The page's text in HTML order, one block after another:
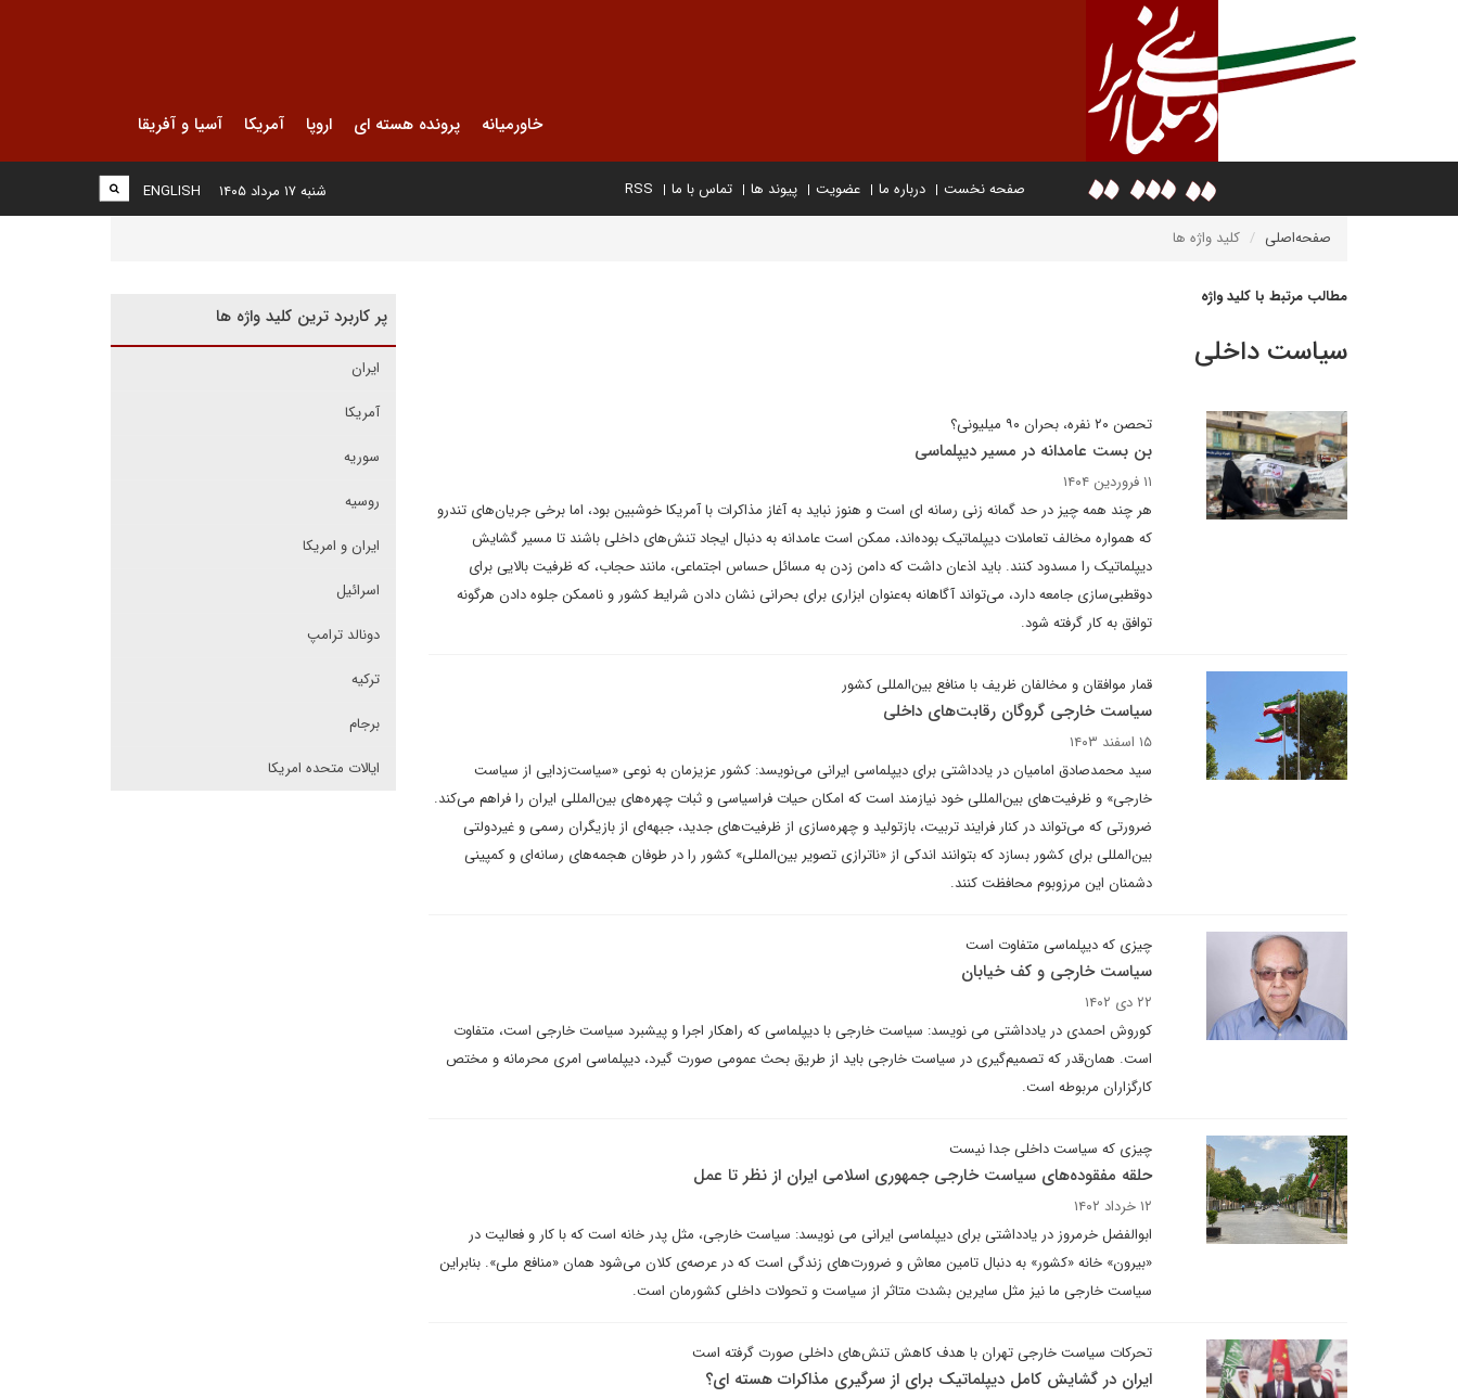
خاورمیانه پرونده هسته ای اروپا آمریکا آسیا و آفریقا
صفحه نخست درباره ما عضویت پیوند ها تماس با ما RSS
ENGLISH شنبه ۱۷ مرداد ۱۴۰۵
صفحه‌اصلی کلید واژه ها
مطالب مرتبط با کلید واژه
سیاست داخلی
تحصن ۲۰ نفره، بحران ۹۰ میلیونی؟
بن بست عامدانه در مسیر دیپلماسی
۱۱ فروردین ۱۴۰۴
هر چند همه چیز در حد گمانه زنی رسانه ای است و هنوز نباید به آغاز مذاکرات با آمریکا خوشبین بود، اما برخی جریان‌های تندرو
که همواره مخالف تعاملات دیپلماتیک بوده‌اند، ممکن است عامدانه به دنبال ایجاد تنش‌های داخلی باشند تا مسیر گشایش
دیپلماتیک را مسدود کنند. باید اذعان داشت که دامن زدن به مسائل حساس اجتماعی، مانند حجاب، که ظرفیت بالایی برای
دوقطبی‌سازی جامعه دارد، می‌تواند آگاهانه به‌عنوان ابزاری برای بحرانی نشان دادن شرایط کشور و ناممکن جلوه دادن هرگونه
توافق به کار گرفته شود.
قمار موافقان و مخالفان ظریف با منافع بین‌المللی کشور
سیاست خارجی گروگان رقابت‌های داخلی
۱۵ اسفند ۱۴۰۳
سید محمدصادق امامیان در یادداشتی برای دیپلماسی ایرانی می‌نویسد: کشور عزیزمان به نوعی «سیاست‌زدایی از سیاست
خارجی» و ظرفیت‌های بین‌المللی خود نیازمند است که امکان حیات فراسیاسی و ثبات چهره‌های بین‌المللی ایران را فراهم می‌کند.
ضرورتی که می‌تواند در کنار فرایند تربیت، بازتولید و چهره‌سازی از ظرفیت‌های جدید، جبهه‌ای از بازیگران رسمی و غیردولتی
بین‌المللی برای کشور بسازد که بتوانند اندکی از «ناترازی تصویر بین‌المللی» کشور را در طوفان هجمه‌های رسانه‌ای و کمپینی
دشمنان این مرزوبوم محافظت کنند.
چیزی که دیپلماسی متفاوت است
سیاست خارجی و کف خیابان
۲۲ دی ۱۴۰۲
کوروش احمدی در یادداشتی می نویسد: سیاست خارجی با دیپلماسی که راهکار اجرا و پیشبرد سیاست خارجی است، متفاوت
است. همان‌قدر که تصمیم‌گیری در سیاست خارجی باید از طریق بحث عمومی صورت گیرد، دیپلماسی امری محرمانه و مختص
کارگزاران مربوطه است.
چیزی که سیاست داخلی جدا نیست
حلقه مفقوده‌های سیاست خارجی جمهوری اسلامی ایران از نظر تا عمل
۱۲ خرداد ۱۴۰۲
ابوالفضل خرمروز در یادداشتی برای دیپلماسی ایرانی می نویسد: سیاست ‌خارجی، مثل پدر خانه است که با کار و فعالیت در
«بیرون» خانه «کشور» به دنبال تامین معاش و ضرورت‌های زندگی است که در عرصه‌ی کلان می‌شود همان «منافع ملی». بنابراین
سیاست خارجی ما نیز مثل سایرین بشدت متاثر از سیاست و تحولات داخلی کشورمان است.
تحرکات سیاست خارجی تهران با هدف کاهش تنش‌های داخلی صورت گرفته است
ایران در گشایش کامل دیپلماتیک برای از سرگیری مذاکرات هسته ای؟
پر کاربرد ترین کلید واژه ها
ایران
آمریکا
سوریه
روسیه
ایران و امریکا
اسرائیل
دونالد ترامپ
ترکیه
برجام
ایالات متحده امریکا